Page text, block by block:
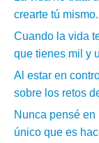
crearte tú
Cuando la vida
que tienes mil y
Al estar en
sobre los retos
Nunca pensé
único que es